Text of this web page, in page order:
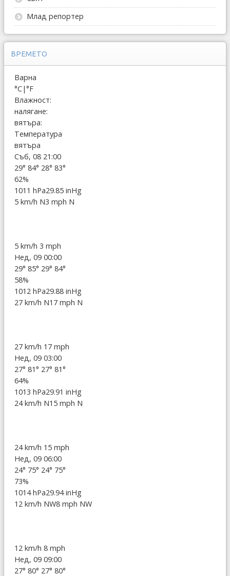
Млад репортер
ВРЕМЕТО
Варна
°C|°F
Влажност:
налягане:
вятъра:
Температура
вятъра
Съб, 08 21:00
29° 84° 28° 83°
62%
1011 hPa29.85 inHg
5 km/h N3 mph N
5 km/h 3 mph
Нед, 09 00:00
29° 85° 29° 84°
58%
1012 hPa29.88 inHg
27 km/h N17 mph N
27 km/h 17 mph
Нед, 09 03:00
27° 81° 27° 81°
64%
1013 hPa29.91 inHg
24 km/h N15 mph N
24 km/h 15 mph
Нед, 09 06:00
24° 75° 24° 75°
73%
1014 hPa29.94 inHg
12 km/h NW8 mph NW
12 km/h 8 mph
Нед, 09 09:00
27° 80° 27° 80°